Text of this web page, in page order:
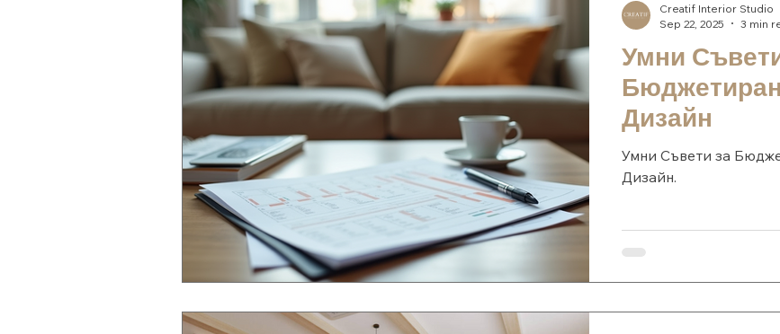
Умни
Дизайн
Умни Съвети за
Дизайн.
Creatif Interior Studio
Sep 22, 2025
3 min